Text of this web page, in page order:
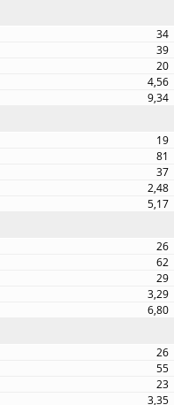
34
39
20
4,56
9,34
19
81
37
2,48
5,17
26
62
29
3,29
6,80
26
55
23
3,35